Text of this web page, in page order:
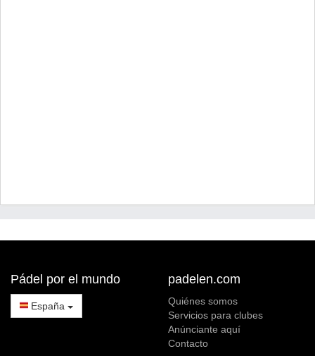
Pádel por el mundo
España
padelen.com
Quiénes somos
Servicios para clubes
Anúnciante aquí
Contacto